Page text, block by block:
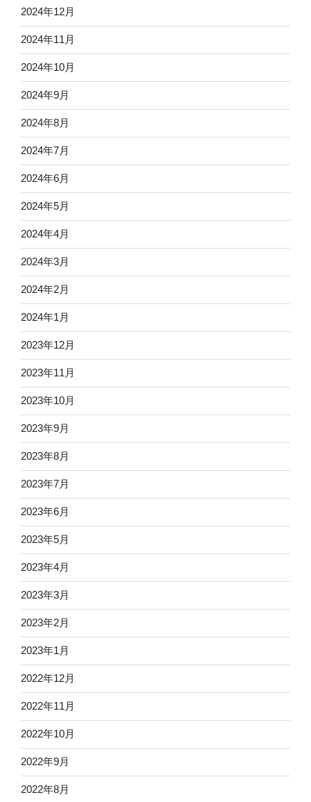
2024年12月
2024年11月
2024年10月
2024年9月
2024年8月
2024年7月
2024年6月
2024年5月
2024年4月
2024年3月
2024年2月
2024年1月
2023年12月
2023年11月
2023年10月
2023年9月
2023年8月
2023年7月
2023年6月
2023年5月
2023年4月
2023年3月
2023年2月
2023年1月
2022年12月
2022年11月
2022年10月
2022年9月
2022年8月